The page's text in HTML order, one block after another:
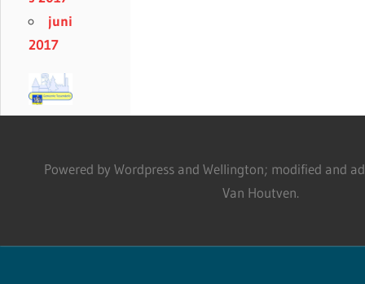
juni
2017
Powered by Wordpress and Wellington; modified and
Van Houtven.